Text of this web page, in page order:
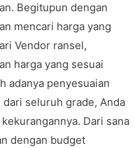
Begitupun dengan
mencari harga yang
Vendor ransel,
harga yang sesuai
adanya penyesuaian
seluruh grade, Anda
Dari sana
dengan budget